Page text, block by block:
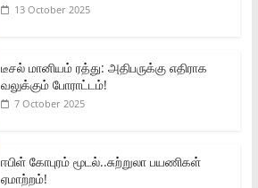
13 October 2025
டீசல் மானியம் ரத்து: அதிபருக்கு எதிராக
வலுக்கும் போராட்டம்!
7 October 2025
ஈபிள் கோபுரம் மூடல்..சுற்றுலா பயணிகள்
ஏமாற்றம்!